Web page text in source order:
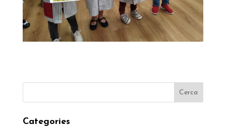
Categories